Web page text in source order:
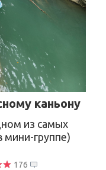
каньону
из самых
мини-группе)
176